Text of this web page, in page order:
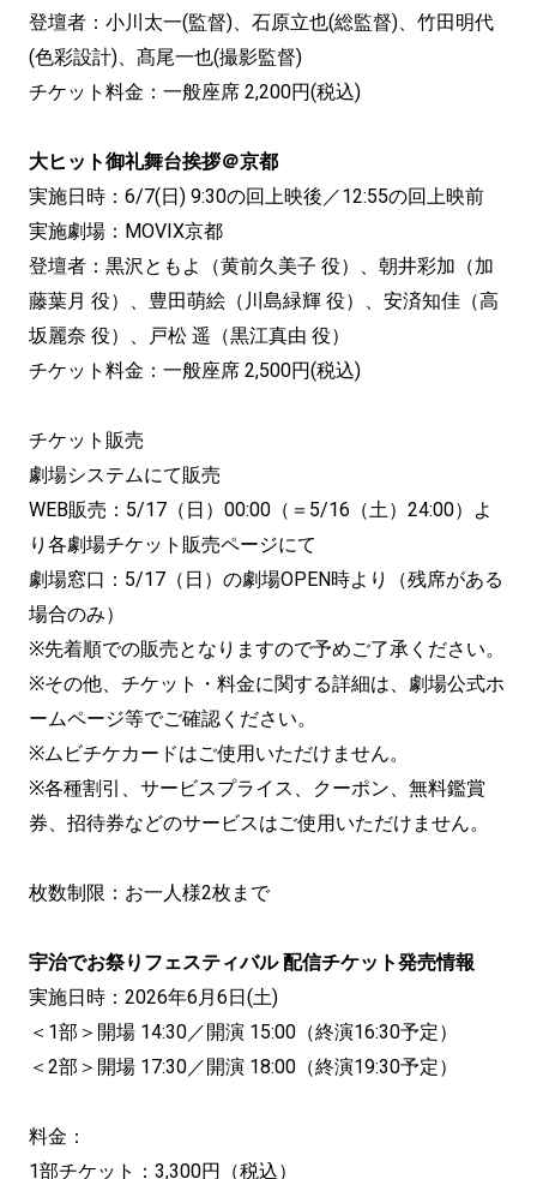
登壇者：小川太一(監督)、石原立也(総監督)、竹田明代
(色彩設計)、髙尾一也(撮影監督)
チケット料金：一般座席 2,200円(税込)
大ヒット御礼舞台挨拶＠京都
実施日時：6/7(日) 9:30の回上映後／12:55の回上映前
実施劇場：MOVIX京都
登壇者：黒沢ともよ（黄前久美子 役）、朝井彩加（加
藤葉月 役）、豊田萌絵（川島緑輝 役）、安済知佳（高
坂麗奈 役）、戸松 遥（黒江真由 役）
チケット料金：一般座席 2,500円(税込)
チケット販売
劇場システムにて販売
WEB販売：5/17（日）00:00（＝5/16（土）24:00）よ
り各劇場チケット販売ページにて
劇場窓口：5/17（日）の劇場OPEN時より（残席がある
場合のみ）
※先着順での販売となりますので予めご了承ください。
※その他、チケット・料金に関する詳細は、劇場公式ホ
ームページ等でご確認ください。
※ムビチケカードはご使用いただけません。
※各種割引、サービスプライス、クーポン、無料鑑賞
券、招待券などのサービスはご使用いただけません。
枚数制限：お一人様2枚まで
宇治でお祭りフェスティバル 配信チケット発売情報
実施日時：2026年6月6日(土)
＜1部＞開場 14:30／開演 15:00（終演16:30予定）
＜2部＞開場 17:30／開演 18:00（終演19:30予定）
料金：
1部チケット：3,300円（税込）